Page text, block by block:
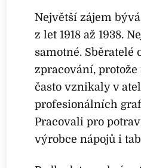
Největší zájem
z let 1918 až 1938.
samotné.
zpracování,
často vznikaly v
profesionálních
Pracovali pro
výrobce nápojů i